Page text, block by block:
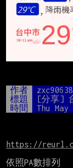
作者
標題
[分享]
時間
Thu
https://
依照PA數排列